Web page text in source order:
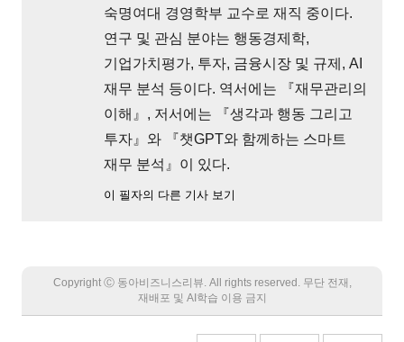
숙명여대 경영학부 교수로 재직 중이다.
연구 및 관심 분야는 행동경제학,
기업가치평가, 투자, 금융시장 및 규제, AI
재무 분석 등이다. 역서에는 『재무관리의
이해』, 저서에는 『생각과 행동 그리고
투자』와 『챗GPT와 함께하는 스마트
재무 분석』이 있다.
이 필자의 다른 기사 보기
Copyright Ⓒ 동아비즈니스리뷰. All rights reserved. 무단 전재,
재배포 및 AI학습 이용 금지